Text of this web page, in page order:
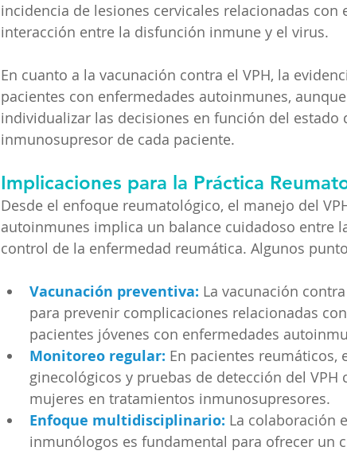
incidencia de lesiones cervicales relacionadas con
interacción entre la disfunción inmune y el virus.
En cuanto a la vacunación contra el VPH, la
pacientes con enfermedades autoinmunes,
individualizar las decisiones en función del estado
inmunosupresor de cada paciente.
Implicaciones para la Práctica
Desde el enfoque reumatológico, el manejo del
autoinmunes implica un balance cuidadoso entre
control de la enfermedad reumática. Algunos
Vacunación preventiva: La vacunación
para prevenir complicaciones relacionadas
pacientes jóvenes con enfermedades
Monitoreo regular: En pacientes reumáticos,
ginecológicos y pruebas de detección del
mujeres en tratamientos inmunosupresores.
Enfoque multidisciplinario: La colaboración
inmunólogos es fundamental para ofrecer un